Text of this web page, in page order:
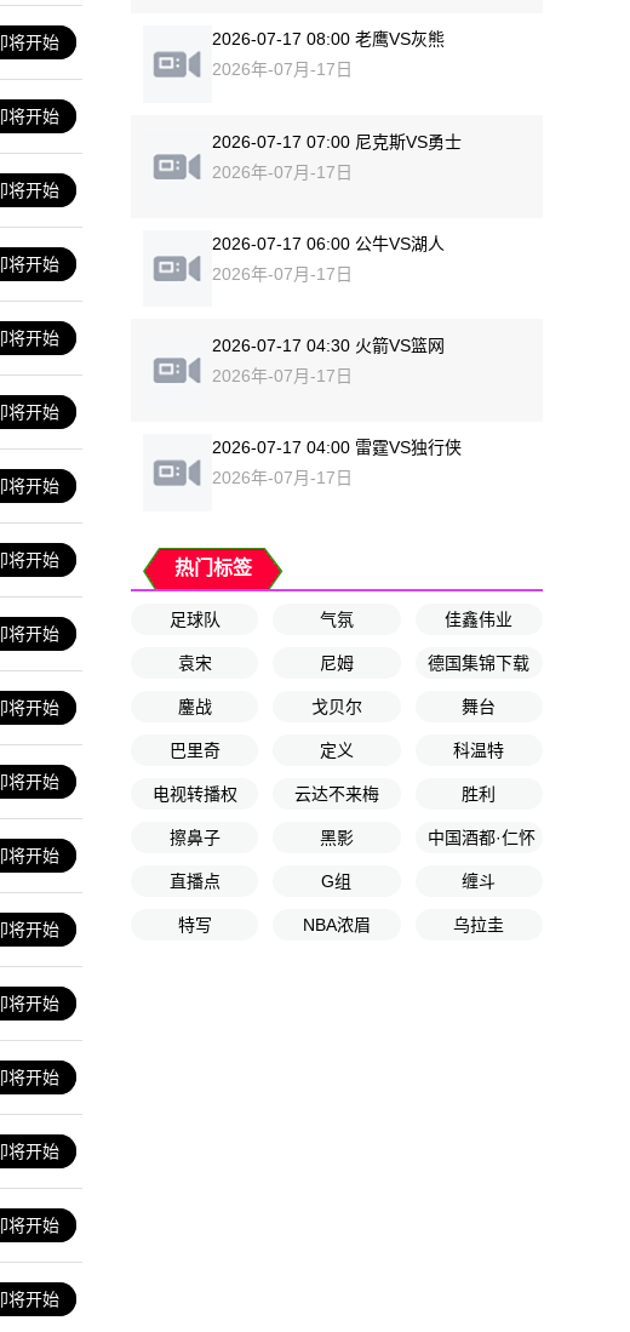
将开始
将开始
将开始
将开始
将开始
将开始
将开始
将开始
将开始
将开始
将开始
将开始
将开始
将开始
将开始
将开始
将开始
将开始
2026-07-17 08:00 老鹰VS灰熊
2026年-07月-17日
2026-07-17 07:00 尼克斯VS勇士
2026年-07月-17日
2026-07-17 06:00 公牛VS湖人
2026年-07月-17日
2026-07-17 04:30 火箭VS篮网
2026年-07月-17日
2026-07-17 04:00 雷霆VS独行侠
2026年-07月-17日
热门标签
足球队 气氛 佳鑫伟业
袁宋 尼姆 德国集锦下载
鏖战 戈贝尔 舞台
巴里奇 定义 科温特
电视转播权 云达不来梅 胜利
擦鼻子 黑影 中国酒都·仁怀
直播点 G组 缠斗
特写 NBA浓眉 乌拉圭